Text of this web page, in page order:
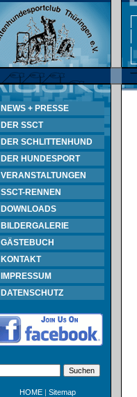
NEWS + PRESSE
DER SSCT
DER SCHLITTENHUND
DER HUNDESPORT
VERANSTALTUNGEN
SSCT-RENNEN
DOWNLOADS
BILDERGALERIE
GÄSTEBUCH
KONTAKT
IMPRESSUM
DATENSCHUTZ
HOME| Sitemap